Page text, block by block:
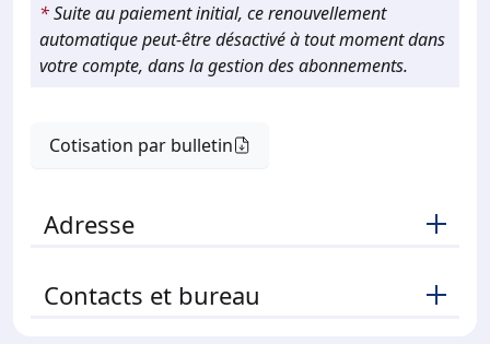
*Suite au paiement initial, ce renouvellement
automatique peut-être désactivé à tout moment dans
votre compte, dans la gestion des abonnements.
Cotisation par bulletin
Adresse
Contacts et bureau